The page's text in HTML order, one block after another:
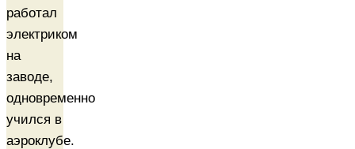
работал
электриком
на
заводе,
одновременно
учился в
аэроклубе.